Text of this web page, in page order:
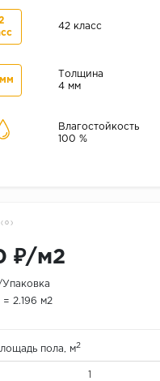
42 класс
Толщина
4 мм
Влагостойкость
100 %
( 0 )
₽/м2
= 2.196 м2
пола, м2